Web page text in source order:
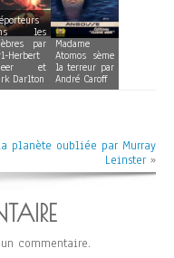
les
par
Herbert
et
Darlton
Madame
Atomos sème
la terreur par
André Caroff
planète oubliée par Murray
Leinster »
commentaire.